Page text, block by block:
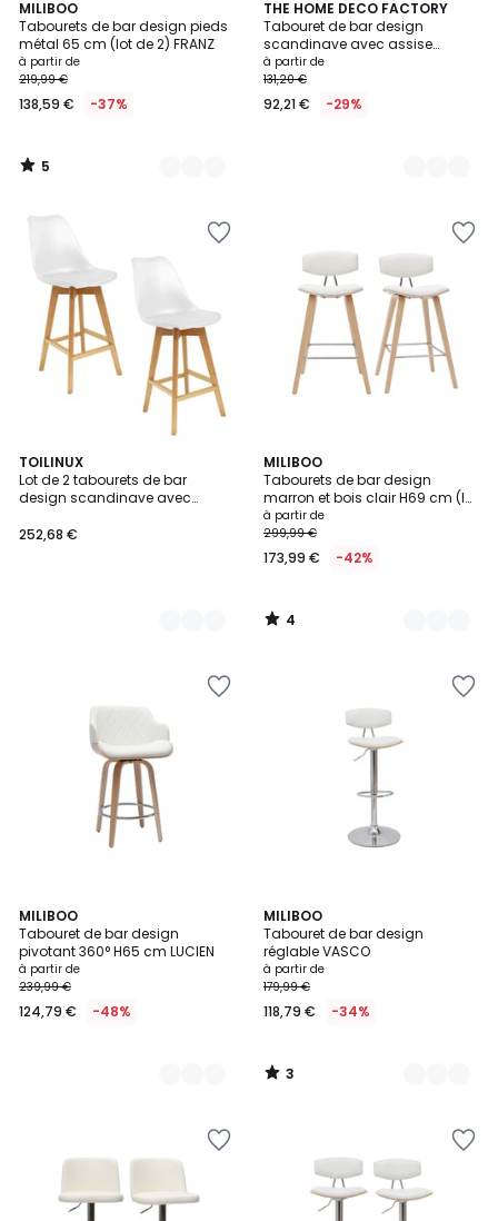
MILIBOO
Tabourets de bar design pieds
métal 65 cm (lot de 2) FRANZ
à partir de
219,99 €
138,59 € -37%
5
/
5
2
Couleurs
5
/
THE HOME DECO FACTORY
Tabouret de bar design
scandinave avec assise
rembourrée
à partir de
131,20 €
92,21 € -29%
2
Couleurs
TOILINUX
Lot de 2 tabourets de bar
design scandinave avec
252,68 €
2
Couleurs
MILIBOO
Tabourets de bar design
marron et bois clair H69 cm (lot
de 2) VASCO
à partir de
299,99 €
173,99 € -42%
4
/
5
4
Couleurs
4
/
MILIBOO
Tabouret de bar design
pivotant 360° H65 cm LUCIEN
à partir de
239,99 €
124,79 € -48%
2
Couleurs
MILIBOO
Tabouret de bar design
réglable VASCO
à partir de
179,99 €
118,79 € -34%
3
/
5
3
Couleurs
3
/